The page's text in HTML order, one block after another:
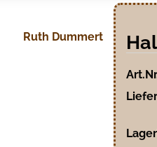
Konto erstellen
Passwort
Ruth Dummert